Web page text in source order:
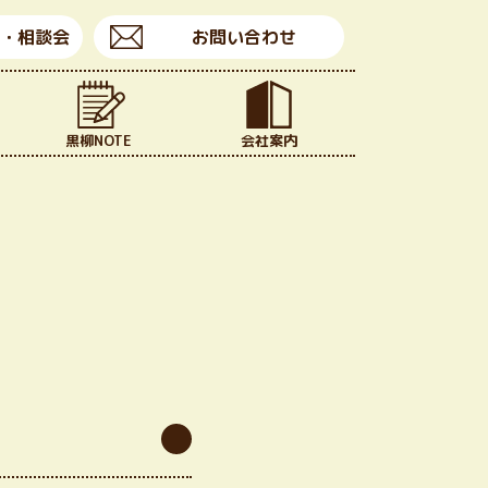
相談会 お問い合わせ
黒柳NOTE 会社案内